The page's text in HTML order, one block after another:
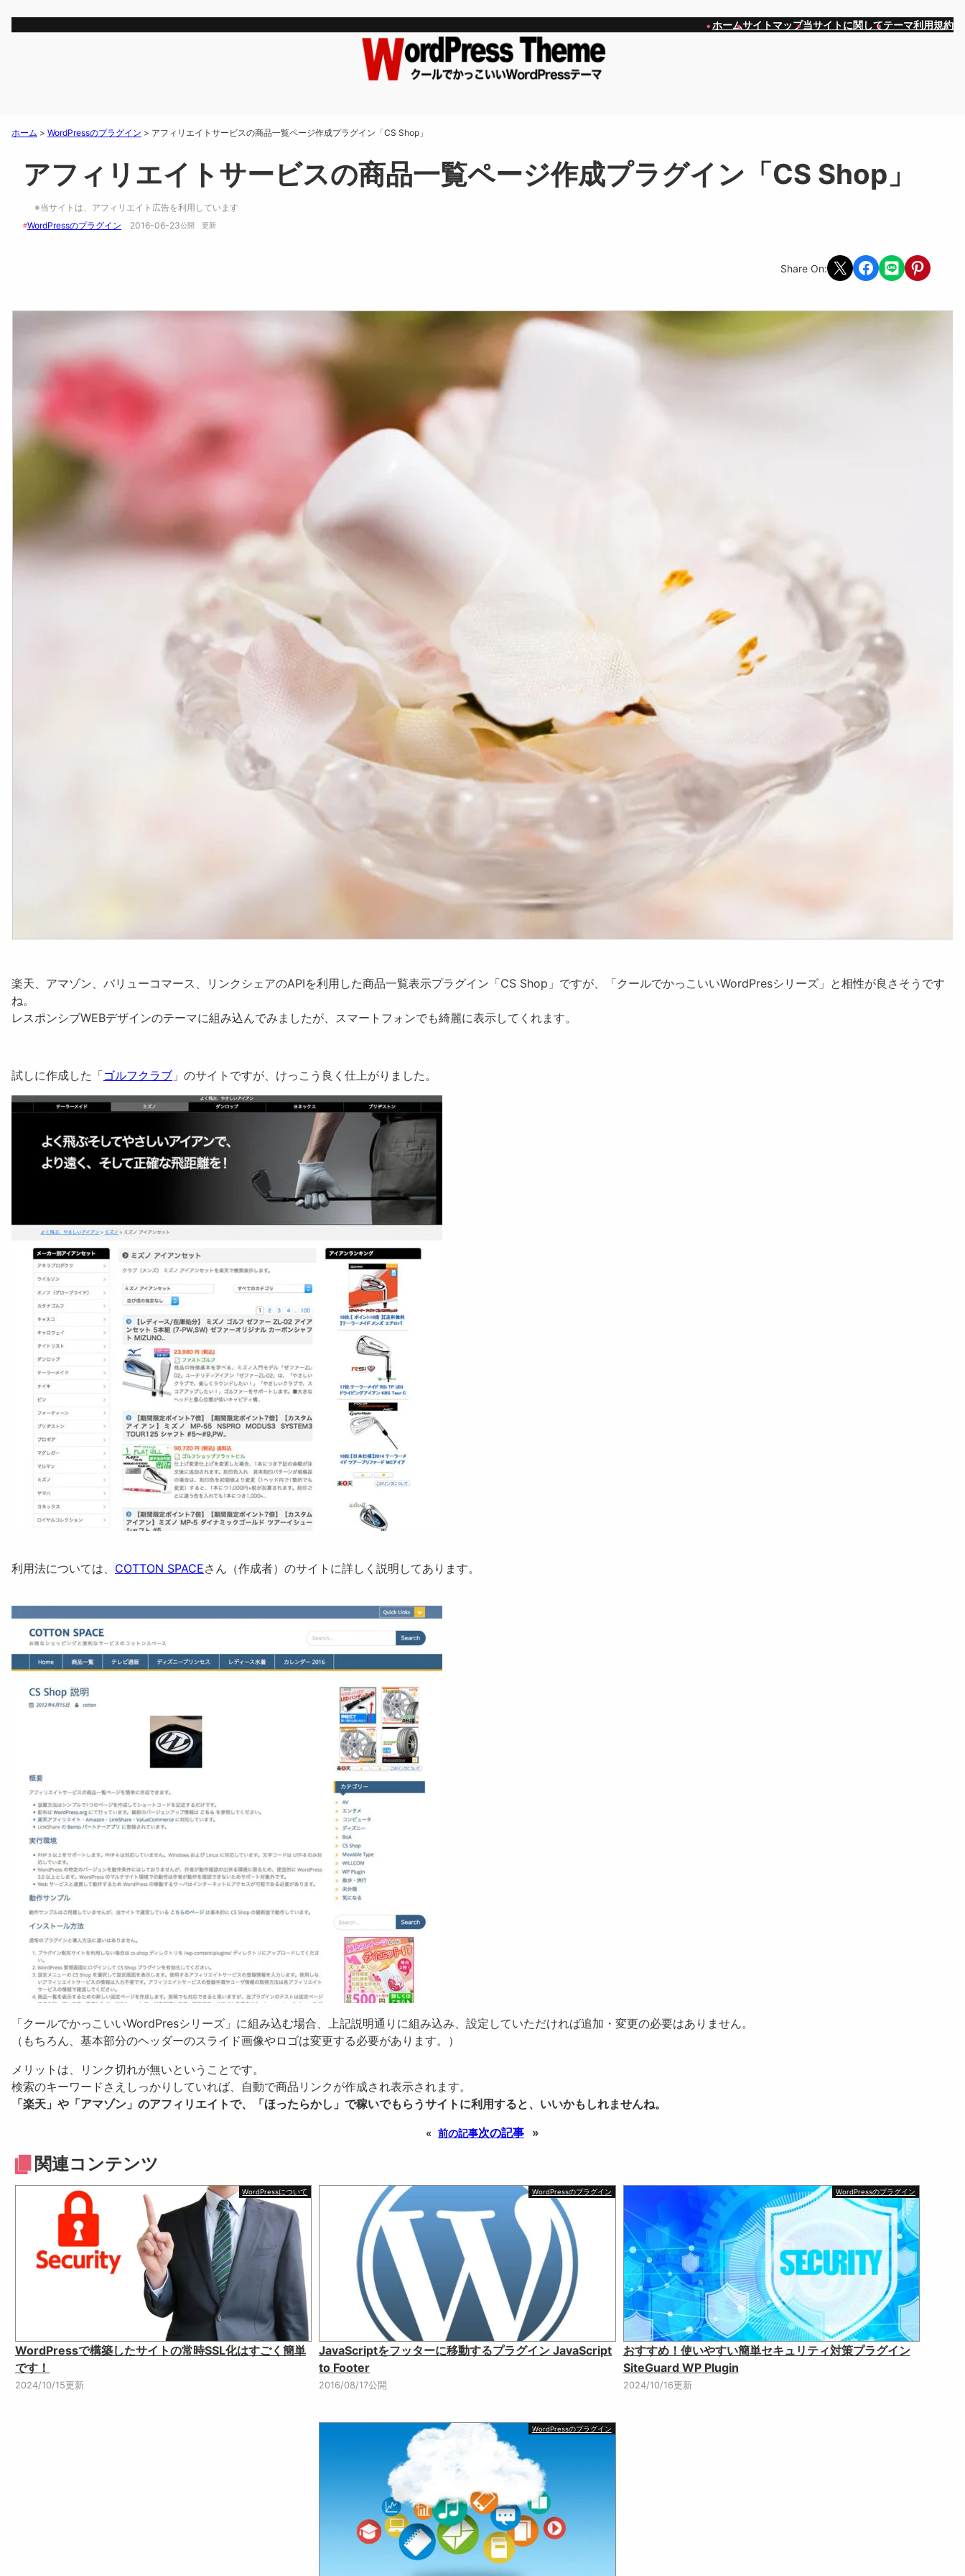
ホームサイトマップ当サイトに関してテーマ利用規約
ホーム > WordPressのプラグイン > アフィリエイトサービスの商品一覧ページ作成プラグイン「CS Shop」
アフィリエイトサービスの商品一覧ページ作成プラグイン「CS Shop」
※当サイトは、アフィリエイト広告を利用しています
#WordPressのプラグイン 2016-06-23公開 更新
Share On: Share on X Share on Facebook
Share on LINEShare on
楽天、アマゾン、バリューコマース、リンクシェアのAPIを利用した商品一覧表示プラグイン「CS Shop」ですが、「クールでかっこいいWordPresシリーズ」と相性が良さそうです
ね。
レスポンシブWEBデザインのテーマに組み込んでみましたが、スマートフォンでも綺麗に表示してくれます。
試しに作成した「ゴルフクラブ 」のサイトですが、けっこう良く仕上がりました。
利用法については、 COTTON SPACEさん（作成者）のサイトに詳しく説明してあります。
「クールでかっこいいWordPresシリーズ」に組み込む場合、上記説明通りに組み込み、設定していただければ追加・変更の必要はありません。
（もちろん、基本部分のヘッダーのスライド画像やロゴは変更する必要があります。）
メリットは、リンク切れが無いということです。
検索のキーワードさえしっかりしていれば、自動で商品リンクが作成され表示されます。
「楽天」や「アマゾン」のアフィリエイトで、「ほったらかし」で稼いでもらうサイトに利用すると、いいかもしれませんね。
« 前の記事次の記事 »
関連コンテンツ
WordPressについて
WordPressで構築したサイトの常時SSL化はすごく簡単
です！
2024/10/15更新
WordPressのプラグイン
JavaScriptをフッターに移動するプラグイン JavaScript
to Footer
2016/08/17公開
WordPressのプラグイン
おすすめ！使いやすい簡単セキュリティ対策プラグイン
SiteGuard WP Plugin
2024/10/16更新
WordPressのプラグイン